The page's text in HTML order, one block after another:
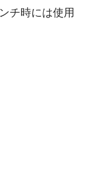
チ時には使用